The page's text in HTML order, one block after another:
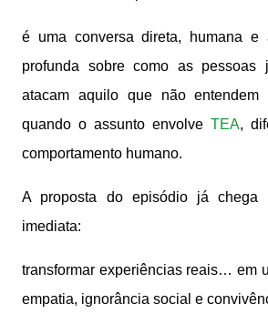
é uma conversa direta, humana e
profunda sobre como as pessoas
atacam aquilo que não
quando o assunto envolve TEA,
comportamento humano.
A proposta do episódio já chega
imediata:
transformar experiências reais… em
empatia, ignorância social e